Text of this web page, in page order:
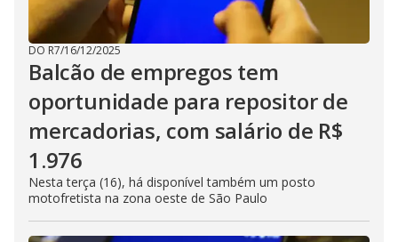
DO R7/16/12/2025
Balcão de empregos tem
oportunidade para repositor de
mercadorias, com salário de R$
1.976
Nesta terça (16), há disponível também um posto
motofretista na zona oeste de São Paulo